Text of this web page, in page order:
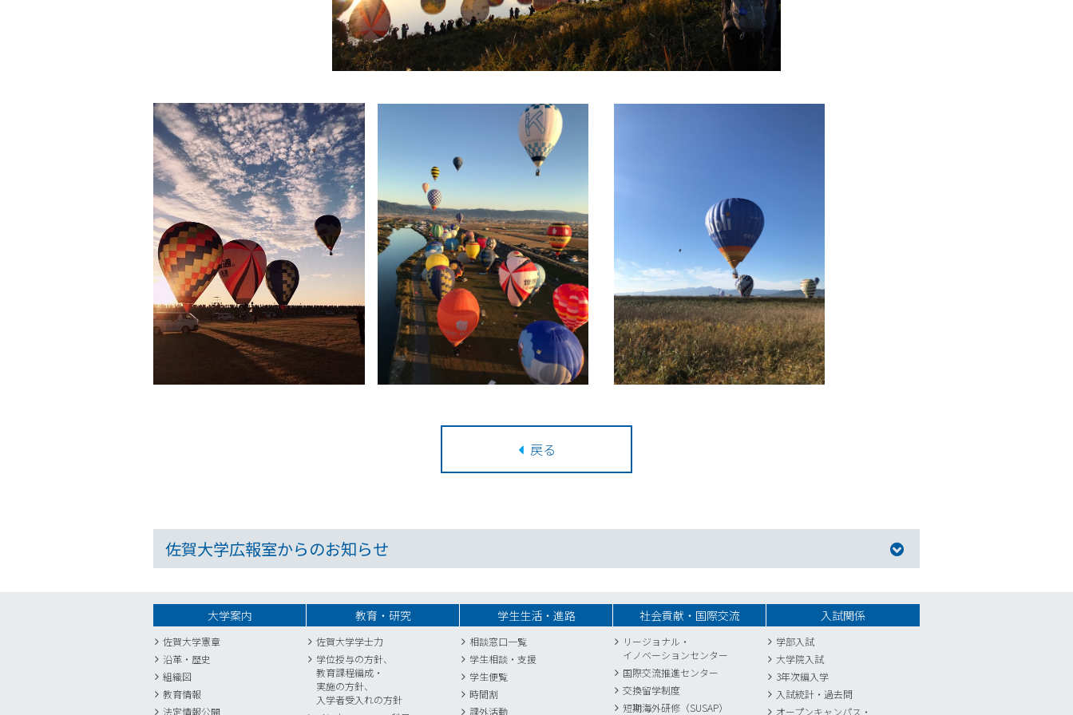
戻る
佐賀大学広報室からのお知らせ
大学案内
佐賀大学憲章
沿革・歴史
組織図
教育情報
法定情報公開
教育・研究
佐賀大学学士力
学位授与の方針、
教育課程編成・
実施の方針、
入学者受入れの方針
学生生活・進路
相談窓口一覧
学生相談・支援
学生便覧
時間割
課外活動
社会貢献・国際交流
リージョナル・
イノベーションセンター
国際交流推進センター
交換留学制度
短期海外研修（SUSAP）
入試関係
学部入試
大学院入試
3年次編入学
入試統計 ・ 過去問
オープンキャンパス・